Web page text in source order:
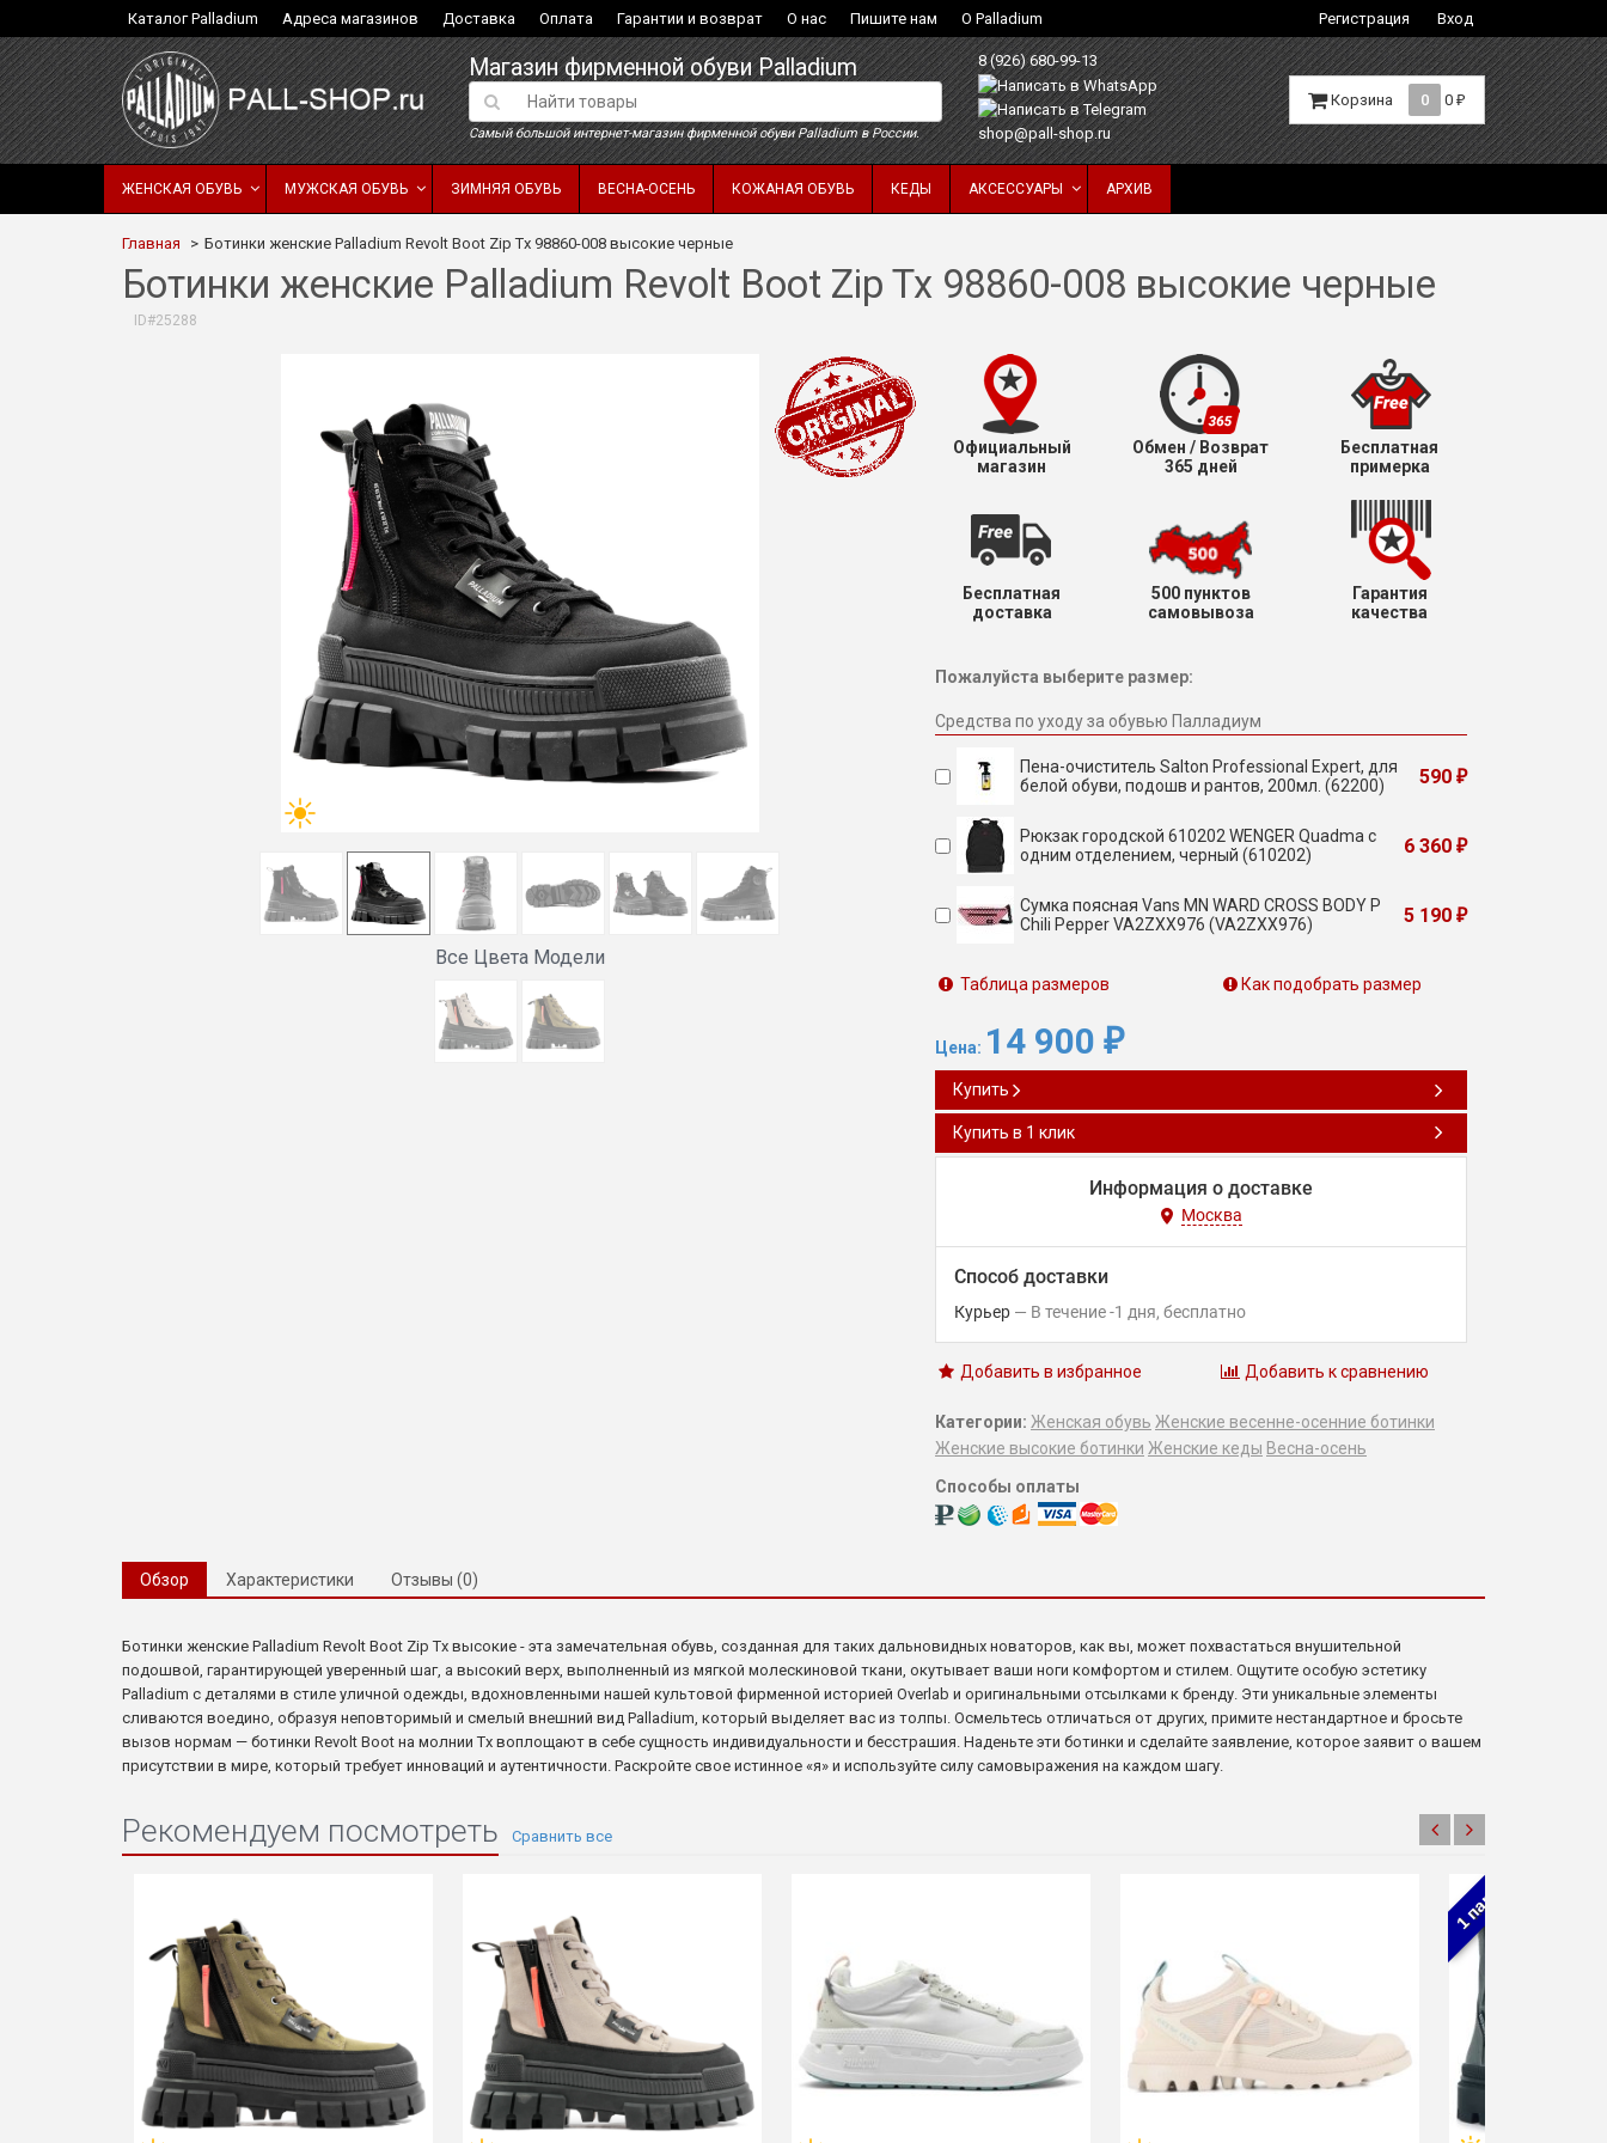
Каталог Palladium Адреса магазинов Доставка Оплата Гарантии и возврат О нас Пишите нам О Palladium Регистрация Вход
Магазин фирменной обуви Palladium
Самый большой интернет-магазин фирменной обуви Palladium в России.
8 (926) 680-99-13
shop@pall-shop.ru
Корзина 0 0 ₽
ЖЕНСКАЯ ОБУВЬ МУЖСКАЯ ОБУВЬ ЗИМНЯЯ ОБУВЬ ВЕСНА-ОСЕНЬ КОЖАНАЯ ОБУВЬ КЕДЫ АКСЕССУАРЫ АРХИВ
Главная Ботинки женские Palladium Revolt Boot Zip Tx 98860-008 высокие черные
Ботинки женские Palladium Revolt Boot Zip Tx 98860-008 высокие черные
ID#25288
Все Цвета Модели
Официальный
магазин
Обмен / Возврат
365 дней
Бесплатная
примерка
Бесплатная
доставка
500 пунктов
самовывоза
Гарантия
качества
Пожалуйста выберите размер:
Средства по уходу за обувью Палладиум
Пена-очиститель Salton Professional Expert, для
белой обуви, подошв и рантов, 200мл. (62200)
590 ₽
Рюкзак городской 610202 WENGER Quadma с
одним отделением, черный (610202)
6 360 ₽
Сумка поясная Vans MN WARD CROSS BODY P
Chili Pepper VA2ZXX976 (VA2ZXX976)
5 190 ₽
Таблица размеров Как подобрать размер
Цена: 14 900 ₽
Купить
Купить в 1 клик
Информация о доставке
Москва
Способ доставки
Курьер В течение-1 дня Бесплатно
Добавить в избранное Добавить к сравнению
Категории: Женская обувь Женские весенне-осенние ботинки
Женские высокие ботинки Женские кеды Весна-осень
Способы оплаты
Обзор Характеристики Отзывы (0)
Ботинки женские Palladium Revolt Boot Zip Tx высокие - эта замечательная обувь, созданная для таких дальновидных новаторов, как вы, может похвастаться внушительной
подошвой, гарантирующей уверенный шаг, а высокий верх, выполненный из мягкой молескиновой ткани, окутывает ваши ноги комфортом и стилем. Ощутите особую эстетику
Palladium с деталями в стиле уличной одежды, вдохновленными нашей культовой фирменной историей Overlab и оригинальными отсылками к бренду. Эти уникальные элементы
сливаются воедино, образуя неповторимый и смелый внешний вид Palladium, который выделяет вас из толпы. Осмельтесь отличаться от других, примите нестандартное и бросьте
вызов нормам — ботинки Revolt Boot на молнии Tx воплощают в себе сущность индивидуальности и бесстрашия. Наденьте эти ботинки и сделайте заявление, которое заявит о вашем
присутствии в мире, который требует инноваций и аутентичности. Раскройте свое истинное «я» и используйте силу самовыражения на каждом шагу.
Рекомендуем посмотреть
1 пара!